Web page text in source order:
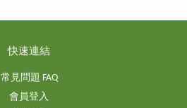
快速連結
常見問題 FAQ
會員登入